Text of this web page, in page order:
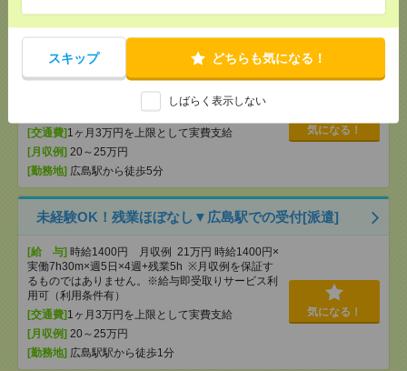
スキップ どちらも気になる！
しばらく表示しない
未経験OK！残業ほぼなし▼広島で受付[派遣]
実働7h×週5日×4週 ※月収例を保証するものではあ
りません。※給与即受取りサービス利用可（利用条
[交通費] 1ヶ月3万円を上限として実費支給
[月収例] 20～25万円
[勤務地] 広島駅から徒歩5分
気になる！
未経験OK！残業ほぼなし▼広島駅での受付[派遣]
[給 与] 時給1400円 月収例 21万円 時給1400円×
実働7h30m×週5日×4週+残業5h ※月収例を保証す
るものではありません。※給与即受取りサービス利
用可（利用条件有）
[交通費] 1ヶ月3万円を上限として実費支給
[月収例] 20～25万円
[勤務地] 広島駅駅から徒歩1分
気になる！